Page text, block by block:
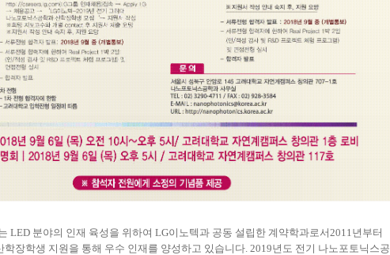
LED 분야의 인재 육성을 위하여 LG이노텍과 공동 설립한 계약학과로서 2011 년부터
학장학생 지원을 통해 우수 인재를 양성하고 있습니다. 2019년도 전기 나노포토닉스공